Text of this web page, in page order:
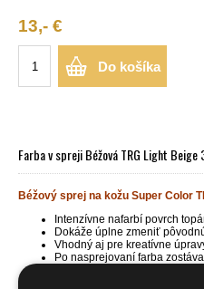
13,- €
Do košíka
Farba v spreji Béžová TRG Light Beige
Béžový sprej na kožu Super Color
Intenzívne nafarbí povrch
Dokáže úplne zmeniť
Vhodný aj pre kreatívne
Po nasprejovaní farba
nevyživí ho, ale výrazne
Pri aplikácii viac než jednej